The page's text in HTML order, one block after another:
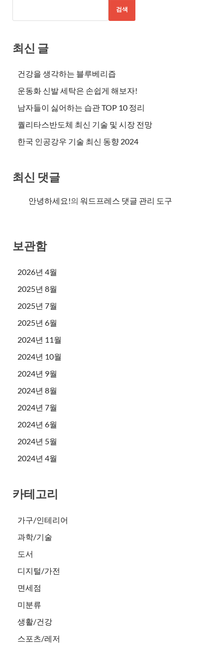
검색
최신 글
건강을 생각하는 블루베리즙
운동화 신발 세탁은 손쉽게 해보자!
남자들이 싫어하는 습관 TOP 10 정리
퀄리타스반도체 최신 기술 및 시장 전망
한국 인공강우 기술 최신 동향 2024
최신 댓글
안녕하세요!의 워드프레스 댓글 관리 도구
보관함
2026년 4월
2025년 8월
2025년 7월
2025년 6월
2024년 11월
2024년 10월
2024년 9월
2024년 8월
2024년 7월
2024년 6월
2024년 5월
2024년 4월
카테고리
가구/인테리어
과학/기술
도서
디지털/가전
면세점
미분류
생활/건강
스포츠/레저